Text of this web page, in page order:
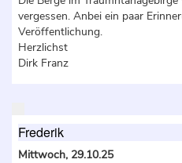
vergessen. Anbei ein paar
Veröffentlichung.
Herzlichst
Dirk Franz
Frederik
Mittwoch, 29.10.25